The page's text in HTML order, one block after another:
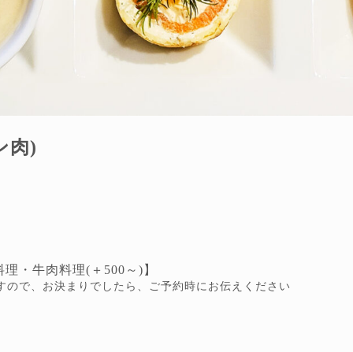
肉)
・牛肉料理(＋500～)】
で、お決まりでしたら、ご予約時にお伝えください